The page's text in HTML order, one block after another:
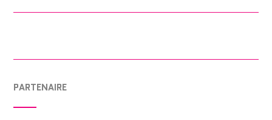
PARTENAIRE